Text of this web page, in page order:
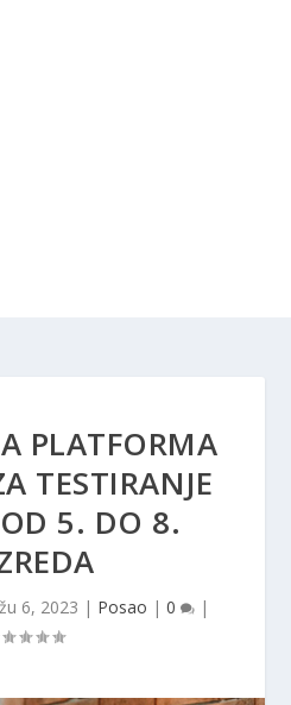
PLATFORMA
TESTIRANJE
5. DO 8.
6, 2023 | Posao | 0 |